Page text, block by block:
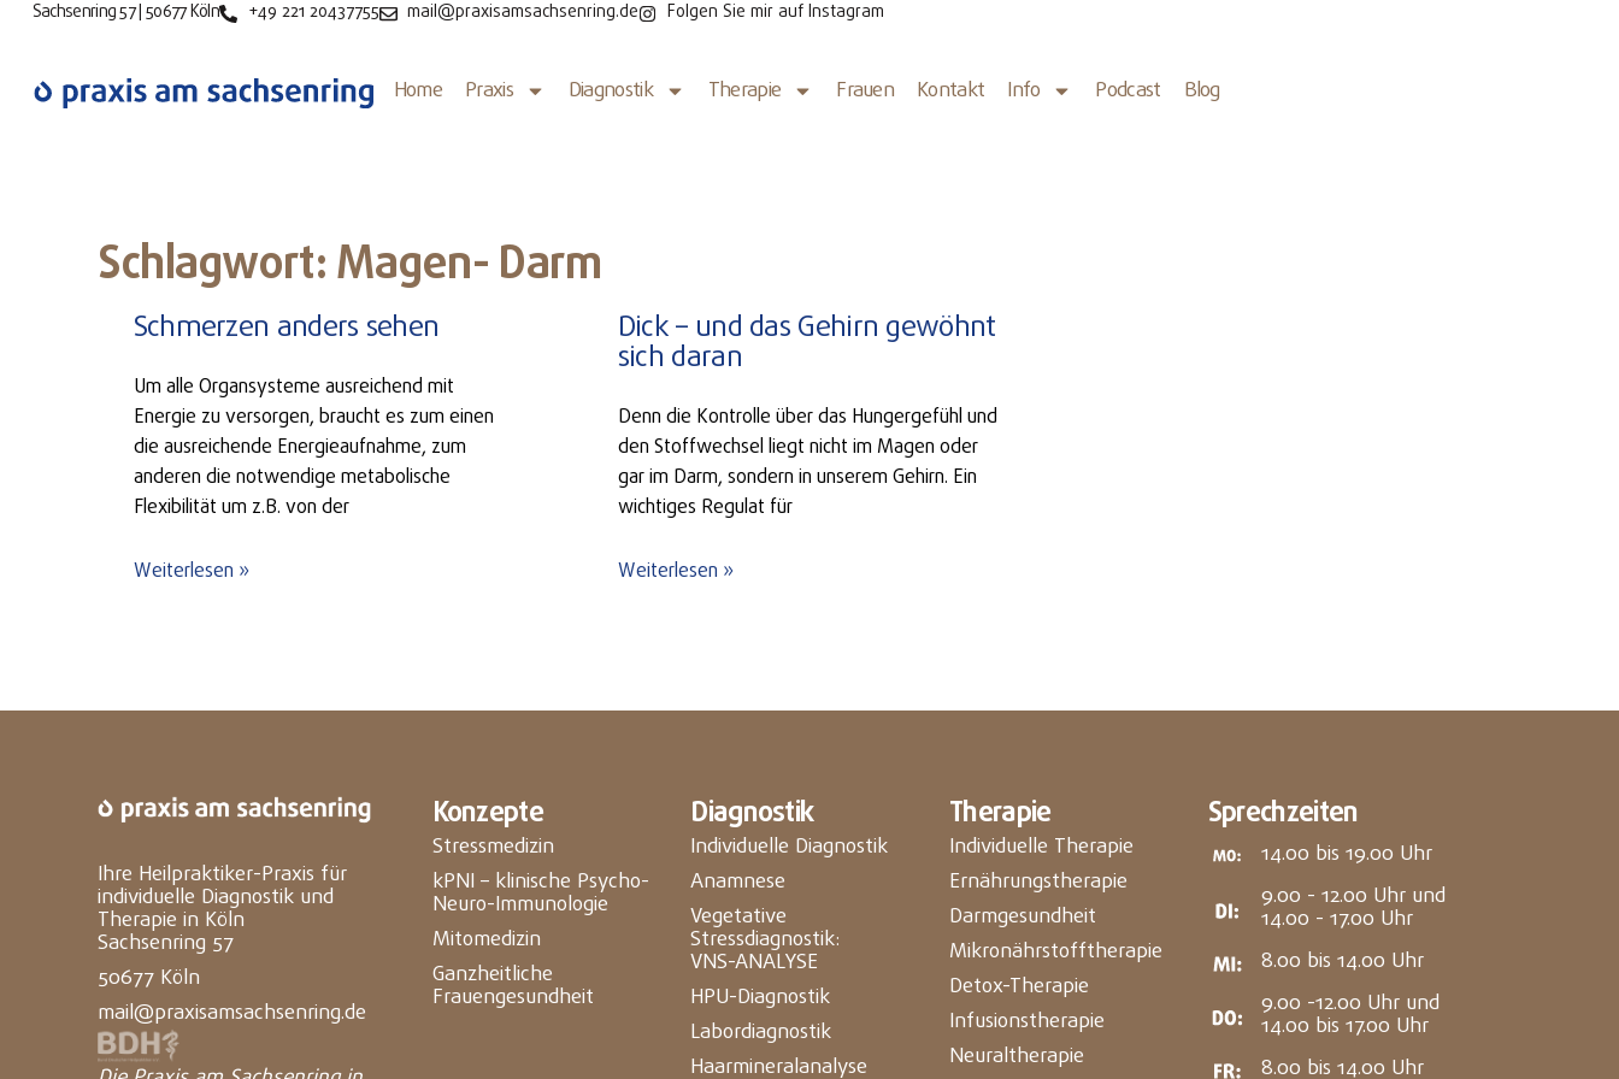
Sachsenring 57 | 50677 Köln +49 221 20437755 mail@praxisamsachsenring.de Folgen Sie mir auf Instagram
Home Praxis Diagnostik Therapie Frauen Kontakt Info Podcast Blog
Schlagwort: Magen- Darm
Schmerzen anders sehen
Um alle Organsysteme ausreichend mit
Energie zu versorgen, braucht es zum einen
die ausreichende Energieaufnahme, zum
anderen die notwendige metabolische
Flexibilität um z.B. von der
Weiterlesen »
Dick – und das Gehirn gewöhnt
sich daran
Denn die Kontrolle über das Hungergefühl und
den Stoffwechsel liegt nicht im Magen oder
gar im Darm, sondern in unserem Gehirn. Ein
wichtiges Regulat für
Weiterlesen »
Ihre Heilpraktiker-Praxis für
individuelle Diagnostik und
Therapie in Köln
Sachsenring 57
50677 Köln
mail@praxisamsachsenring.de
Konzepte
Stressmedizin
kPNI – klinische Psycho-
Neuro-Immunologie
Mitomedizin
Ganzheitliche
Frauengesundheit
Diagnostik
Individuelle Diagnostik
Anamnese
Vegetative
Stressdiagnostik:
VNS-ANALYSE
HPU-Diagnostik
Labordiagnostik
Haarmineralanalyse
Therapie
Individuelle Therapie
Ernährungstherapie
Darmgesundheit
Mikronährstofftherapie
Detox-Therapie
Infusionstherapie
Neuraltherapie
Sprechzeiten
14.00 bis 19.00 Uhr
9.00 - 12.00 Uhr und
14.00 - 17.00 Uhr
8.00 bis 14.00 Uhr
9.00 -12.00 Uhr und
14.00 bis 17.00 Uhr
8.00 bis 14.00 Uhr